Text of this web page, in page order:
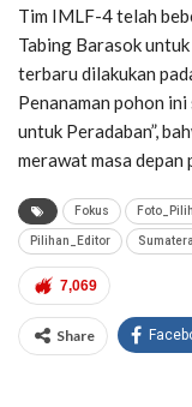
Tim IMLF-4 telah
Tabing Barasok
terbaru dilakukan
Penanaman pohon
untuk Peradaban”,
merawat masa depan
Fokus
Pilihan_Editor
7,069
Share